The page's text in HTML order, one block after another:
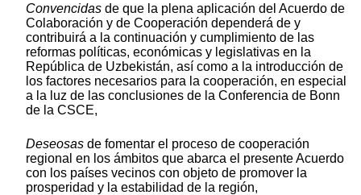
Convencidas de que la plena aplicación del Acuerdo de
Colaboración y de Cooperación dependerá de y
contribuirá a la continuación y cumplimiento de las
reformas políticas, económicas y legislativas en la
República de Uzbekistán, así como a la introducción de
los factores necesarios para la cooperación, en especial
a la luz de las conclusiones de la Conferencia de Bonn
de la CSCE,
Deseosas de fomentar el proceso de cooperación
regional en los ámbitos que abarca el presente Acuerdo
con los países vecinos con objeto de promover la
prosperidad y la estabilidad de la región,